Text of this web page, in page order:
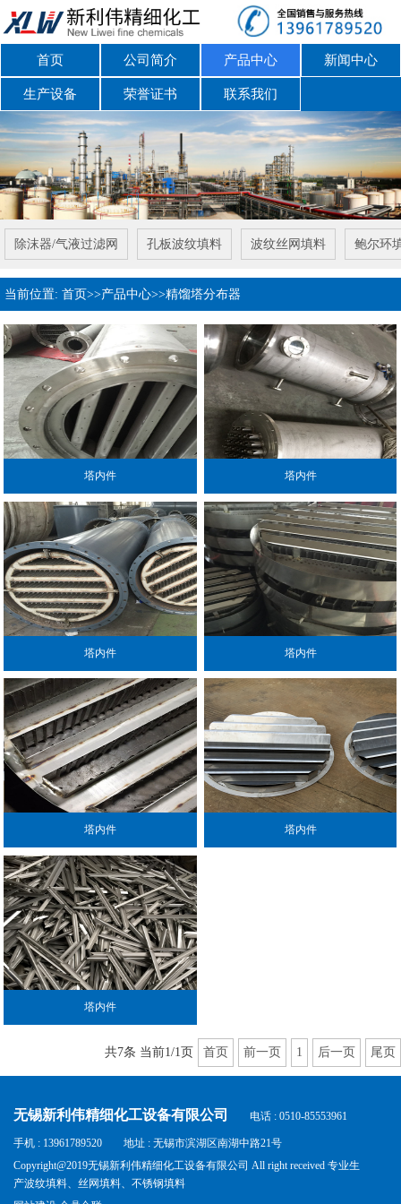
首页 公司简介 产品中心 新闻中心
生产设备 荣誉证书 联系我们
除沫器/气液过滤网 孔板波纹填料 波纹丝网填料 鲍尔环
当前位置: 首页>>产品中心>>精馏塔分布器
塔内件 塔内件
塔内件 塔内件
塔内件 塔内件
塔内件
共7条 当前1/1页 首页 前一页 1 后一页 尾页
无锡新利伟精细化工设备有限公司 电话 : 0510-85553961
手机 : 13961789520
地址 : 无锡市滨湖区南湖中路21号
Copyright@2019无锡新利伟精细化工设备有限公司 All right received 专业生
产波纹填料、 丝网填料、 不锈钢填料